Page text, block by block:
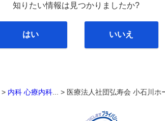
知りたい情報は見つかりましたか?
はい いいえ
> 内科 心療内科 ... > 医療法人社団弘寿会 小石川ホ